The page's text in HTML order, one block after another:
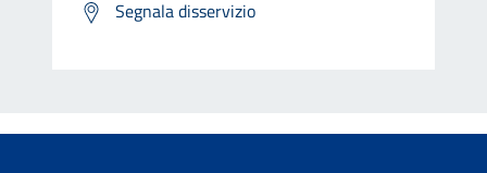
Segnala disservizio